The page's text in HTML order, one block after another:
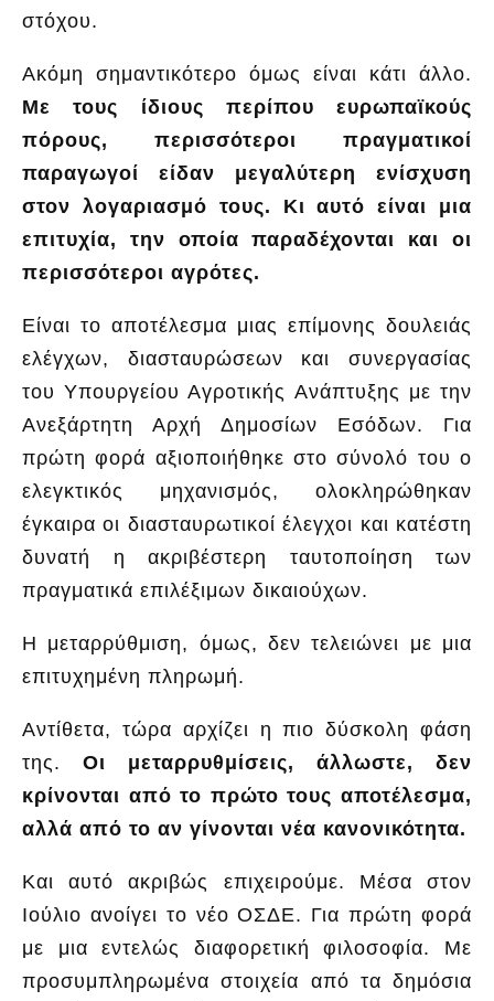
στόχου.
Ακόμη σημαντικότερο όμως είναι κάτι άλλο.
Με τους ίδιους περίπου ευρωπαϊκούς
πόρους, περισσότεροι πραγματικοί
παραγωγοί είδαν μεγαλύτερη ενίσχυση
στον λογαριασμό τους. Κι αυτό είναι μια
επιτυχία, την οποία παραδέχονται και οι
περισσότεροι αγρότες.
Είναι το αποτέλεσμα μιας επίμονης δουλειάς
ελέγχων, διασταυρώσεων και συνεργασίας
του Υπουργείου Αγροτικής Ανάπτυξης με την
Ανεξάρτητη Αρχή Δημοσίων Εσόδων. Για
πρώτη φορά αξιοποιήθηκε στο σύνολό του ο
ελεγκτικός μηχανισμός, ολοκληρώθηκαν
έγκαιρα οι διασταυρωτικοί έλεγχοι και κατέστη
δυνατή η ακριβέστερη ταυτοποίηση των
πραγματικά επιλέξιμων δικαιούχων.
Η μεταρρύθμιση, όμως, δεν τελειώνει με μια
επιτυχημένη πληρωμή.
Αντίθετα, τώρα αρχίζει η πιο δύσκολη φάση
της. Οι μεταρρυθμίσεις, άλλωστε, δεν
κρίνονται από το πρώτο τους αποτέλεσμα,
αλλά από το αν γίνονται νέα κανονικότητα.
Και αυτό ακριβώς επιχειρούμε. Μέσα στον
Ιούλιο ανοίγει το νέο ΟΣΔΕ. Για πρώτη φορά
με μια εντελώς διαφορετική φιλοσοφία. Με
προσυμπληρωμένα στοιχεία από τα δημόσια